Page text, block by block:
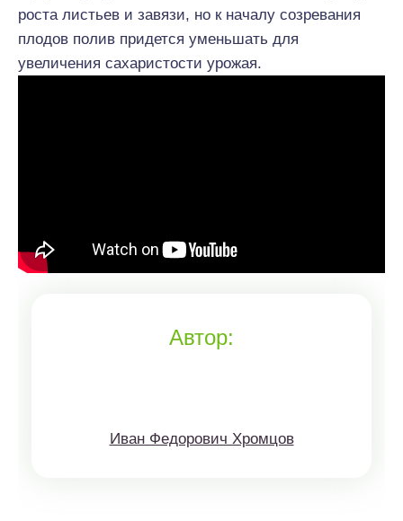
роста листьев и завязи, но к началу созревания
плодов полив придется уменьшать для
увеличения сахаристости урожая.
Автор:
Иван Федорович Хромцов